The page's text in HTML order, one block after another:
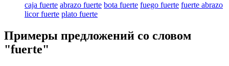
caja fuerte abrazo fuerte bota fuerte fuego fuerte fuerte abrazo
licor fuerte plato fuerte
Примеры предложений со словом
"fuerte"